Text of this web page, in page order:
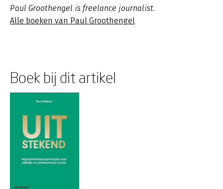
Paul Groothengel is freelance journalist.
Alle boeken van Paul Groothengel
Boek bij dit artikel